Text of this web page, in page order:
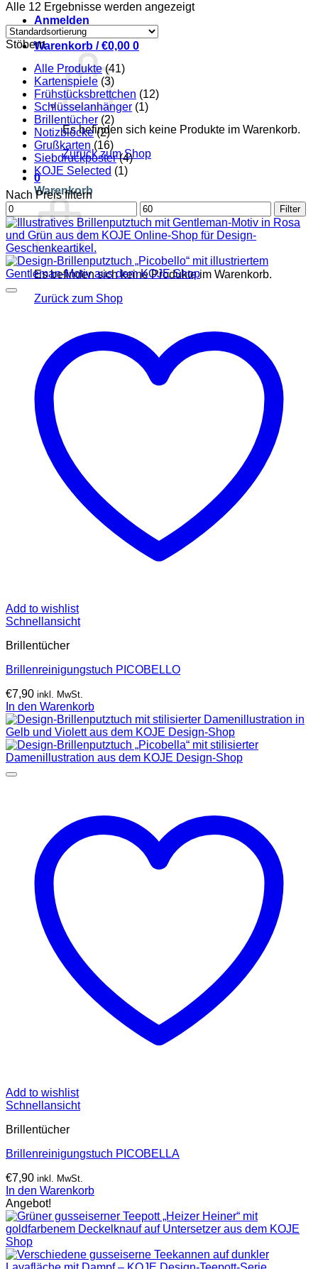
Anmelden
Warenkorb /€0,00 0
Es befinden sich keine Produkte im Warenkorb.
Zurück zum Shop
0
Warenkorb
Es befinden sich keine Produkte im Warenkorb.
Zurück zum Shop
Alle 12 Ergebnisse werden angezeigt
Stöbern
Alle Produkte (41)
Kartenspiele (3)
Frühstücksbrettchen (12)
Schlüsselanhänger (1)
Brillentücher (2)
Notizblöcke (2)
Grußkarten (16)
Siebdruckposter (4)
KOJE Selected (1)
Nach Preis filtern
Min.
Preis
Max.
Preis
Filter
Add to wishlist
Schnellansicht
Brillentücher
Brillenreinigungstuch PICOBELLO
€7,90 inkl. MwSt.
In den Warenkorb
Add to wishlist
Schnellansicht
Brillentücher
Brillenreinigungstuch PICOBELLA
€7,90 inkl. MwSt.
In den Warenkorb
Angebot!